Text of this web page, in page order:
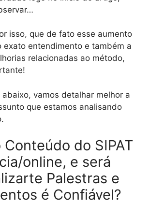
isso, que de fato esse aumento
exato entendimento e também a
relacionadas ao método,
abaixo, vamos detalhar melhor a
que estamos analisando
Conteúdo do SIPAT
online, e será
Palestras e
é Confiável?